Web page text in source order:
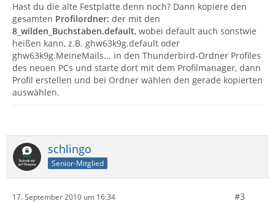
Hast du die alte Festplatte denn noch? Dann kopiere den
gesamten Profilordner: der mit den
8_wilden_Buchstaben.default, wobei default auch sonstwie
heißen kann, z.B. ghw63k9g.default oder
ghw63k9g.MeineMails... in den Thunderbird-Ordner Profiles
des neuen PCs und starte dort mit dem Profilmanager, dann
Profil erstellen und bei Ordner wählen den gerade kopierten
auswählen.
schlingo
Senior-Mitglied
17. September 2010 um 16:34 #3